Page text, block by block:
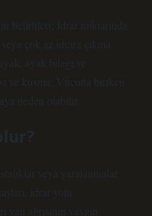
belirtileri; İdrar miktarında
çok az idrara çıkma.
ayak bileği ve
ve kusma; Vücutta biriken
neden olabilir.
veya yaralanmalar
idrar yolu
ağrısının yaygın